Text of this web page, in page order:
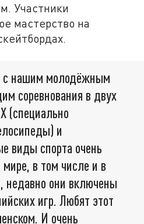
Участники
мастерство на
с нашим молодёжным
соревнования в двух
(специально
и
виды спорта очень
в том числе и в
недавно они включены
игр. Любят этот
И очень